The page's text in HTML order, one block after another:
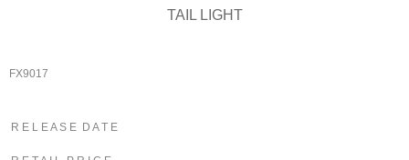
TAIL LIGHT
FX9017
R E L E A S E D A T E